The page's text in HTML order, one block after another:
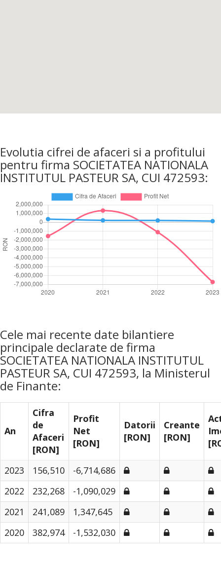
Evolutia cifrei de afaceri si a profitului
pentru firma SOCIETATEA NATIONALA
INSTITUTUL PASTEUR SA, CUI 472593:
Cele mai recente date bilantiere
principale declarate de firma
SOCIETATEA NATIONALA INSTITUTUL
PASTEUR SA, CUI 472593, la Ministerul
de Finante:
An
Cifra
de
Afaceri
[RON]
Profit
Net
[RON]
Datorii
[RON]
Creante
[RON]
2023 156,510
-6,714,686
2022
232,268
-1,090,029
2021
241,089
1,347,645
2020
382,974 -1,532,030